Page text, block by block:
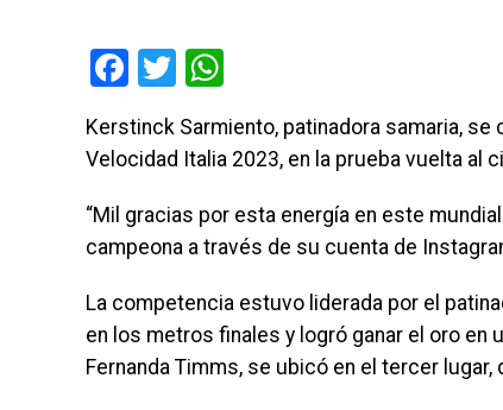
Facebook
Twitter
Kerstinck Sarmiento, patinadora samaria,
Velocidad Italia 2023, en la prueba vuelta al
“Mil gracias por esta energía en este
campeona a través de su cuenta de
La competencia estuvo liderada por el
en los metros finales y logró ganar el oro en
Fernanda Timms, se ubicó en el tercer